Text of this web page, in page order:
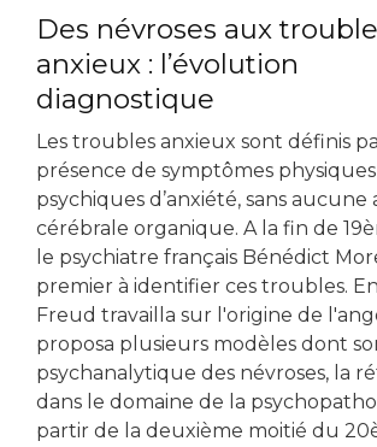
Des névroses aux
anxieux : l’évolution
diagnostique
Les troubles anxieux sont définis
présence de symptômes
psychiques d’anxiété, sans aucune
cérébrale organique. A la fin de
le psychiatre français Bénédict
premier à identifier ces troubles.
Freud travailla sur l'origine de
proposa plusieurs modèles dont
psychanalytique des névroses, la
dans le domaine de la
partir de la deuxième moitié du